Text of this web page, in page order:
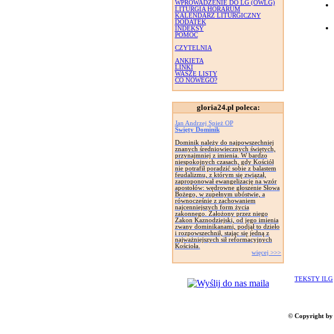
WPROWADZENIE DO LG (OWLG)
LITURGIA HORARUM
KALENDARZ LITURGICZNY
DODATEK
INDEKSY
POMOC
CZYTELNIA
ANKIETA
LINKI
WASZE LISTY
CO NOWEGO?
gloria24.pl poleca:
Jan Andrzej Spież OP
Święty Dominik
Dominik należy do najpowszechniej
znanych średniowiecznych świętych,
przynajmniej z imienia. W bardzo
niespokojnych czasach, gdy Kościół
nie potrafił poradzić sobie z balastem
feudalizmu, z którym się związał,
zaproponował ewangelizację na wzór
apostołów: wędrowne głoszenie Słowa
Bożego, w zupełnym ubóstwie, a
równocześnie z zachowaniem
najcenniejszych form życia
zakonnego. Założony przez niego
Zakon Kaznodziejski, od jego imienia
zwany dominikanami, podjął to dzieło
i rozpowszechnił, stając się jedną z
najważniejszych sił reformacyjnych
Kościoła.
więcej >>>
TEKSTY ILG
© Copyright by